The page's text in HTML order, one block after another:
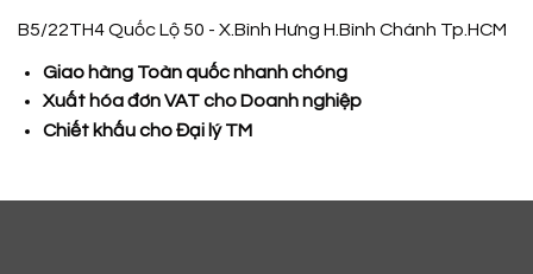
B5/22TH4 Quốc Lộ 50 - X.Bình Hưng H.Bình Chánh Tp.HCM
Giao hàng Toàn quốc nhanh chóng
Xuất hóa đơn VAT cho Doanh nghiệp
Chiết khấu cho Đại lý TM